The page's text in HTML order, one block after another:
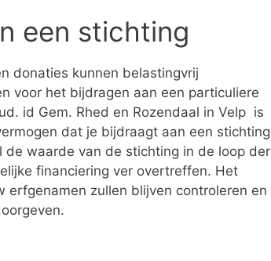
een stichting
donaties kunnen belastingvrij
voor het bijdragen aan een particuliere
id Gem. Rhed en Rozendaal in Velp is
dat je bijdraagt aan een stichting
de waarde van de stichting in de loop der
financiering ver overtreffen. Het
zullen blijven controleren en